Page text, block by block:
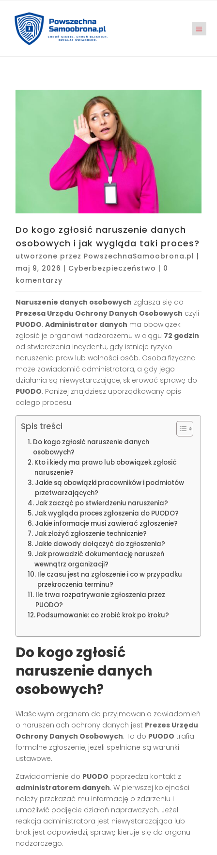
Do kogo zgłosić naruszenie danych
osobowych i jak wygląda taki proces?
utworzone przez PowszechnaSamoobrona.pl |
maj 9, 2026 | Cyberbezpieczeństwo | 0
komentarzy
Naruszenie danych osobowych zgłasza się do
Prezesa Urzędu Ochrony Danych Osobowych czyli
PUODO.Administrator danych ma obowiązek
zgłosić je organowi nadzorczemu w ciągu 72 godzin
od stwierdzenia incydentu, gdy istnieje ryzyko
naruszenia praw lub wolności osób. Osoba fizyczna
może zawiadomić administratora, a gdy jego
działania są niewystarczające, skierować sprawę do
PUODO. Poniżej znajdziesz uporządkowany opis
całego procesu.
Spis treści
Do kogo zgłosić naruszenie danych
osobowych?
Kto i kiedy ma prawo lub obowiązek zgłosić
naruszenie?
Jakie są obowiązki pracowników i podmiotów
przetwarzających?
Jak zacząć po stwierdzeniu naruszenia?
Jak wygląda proces zgłoszenia do PUODO?
Jakie informacje musi zawierać zgłoszenie?
Jak złożyć zgłoszenie technicznie?
Jakie dowody dołączyć do zgłoszenia?
Jak prowadzić dokumentację naruszeń
wewnątrz organizacji?
Ile czasu jest na zgłoszenie i co w przypadku
przekroczenia terminu?
Ile trwa rozpatrywanie zgłoszenia przez
PUODO?
Podsumowanie: co zrobić krok po kroku?
Do kogo zgłosić
naruszenie danych
osobowych?
Właściwym organem do przyjmowania zawiadomień
o naruszeniach ochrony danych jest Prezes Urzędu
Ochrony Danych Osobowych. To do PUODO trafia
formalne zgłoszenie, jeżeli spełnione są warunki
ustawowe.
Zawiadomienie do PUODO poprzedza kontakt z
administratorem danych. W pierwszej kolejności
należy przekazać mu informację o zdarzeniu i
umożliwić podjęcie działań naprawczych. Jeżeli
reakcja administratora jest niewystarczająca lub
brak jest odpowiedzi, sprawę kieruje się do organu
nadzorczego.